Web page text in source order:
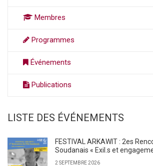
Membres
Programmes
Événements
Publications
LISTE DES ÉVÉNEMENTS
FESTIVAL ARKAWIT : 2es
Soudanais « Exil.s et
2 SEPTEMBRE 2026